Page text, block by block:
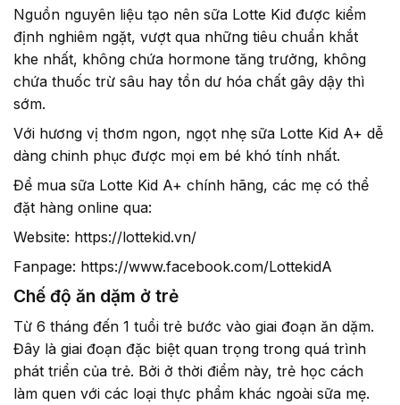
Nguồn nguyên liệu tạo nên sữa Lotte Kid được kiểm
định nghiêm ngặt, vượt qua những tiêu chuẩn khắt
khe nhất, không chứa hormone tăng trưởng, không
chứa thuốc trừ sâu hay tồn dư hóa chất gây dậy thì
sớm.
Với hương vị thơm ngon, ngọt nhẹ sữa Lotte Kid A+ dễ
dàng chinh phục được mọi em bé khó tính nhất.
Để mua sữa Lotte Kid A+ chính hãng, các mẹ có thể
đặt hàng online qua:
Website: https://lottekid.vn/
Fanpage: https://www.facebook.com/LottekidA
Chế độ ăn dặm ở trẻ
Từ 6 tháng đến 1 tuổi trẻ bước vào giai đoạn ăn dặm.
Đây là giai đoạn đặc biệt quan trọng trong quá trình
phát triển của trẻ. Bởi ở thời điểm này, trẻ học cách
làm quen với các loại thực phẩm khác ngoài sữa mẹ.